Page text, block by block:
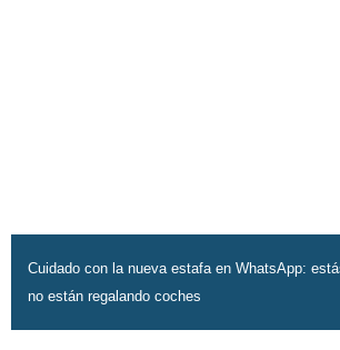
Cuidado con la nueva estafa en WhatsApp:
no están regalando coches